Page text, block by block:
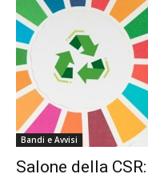
Bandi e Avvisi
Salone della